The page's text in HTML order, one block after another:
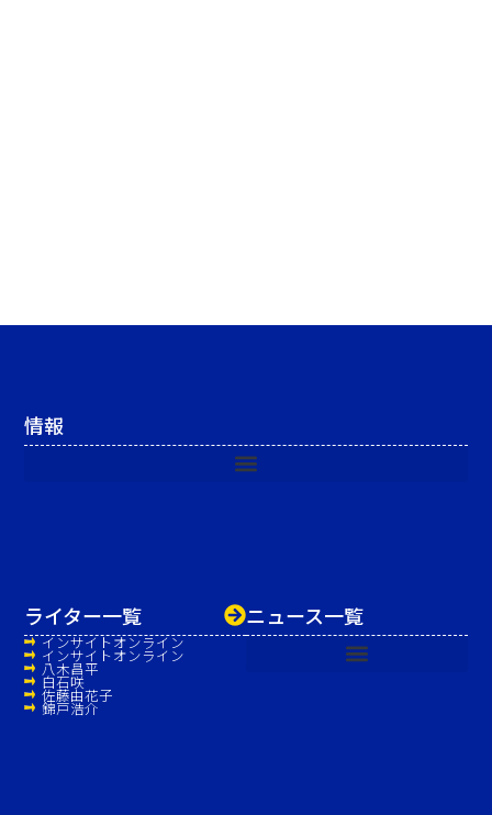
ニュース一覧
ライター一覧
インサイトオンライン
インサイトオンライン
八木昌平
白石咲
佐藤由花子
錦戸浩介
情報